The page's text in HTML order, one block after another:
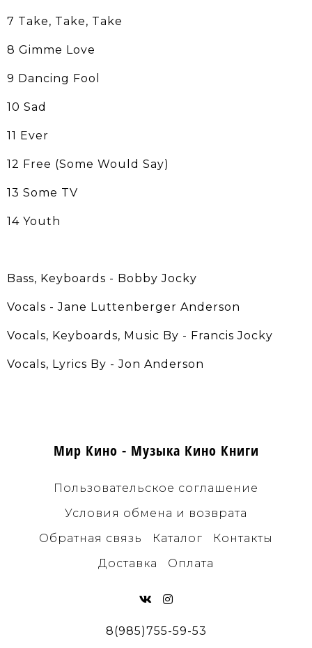
7 Take, Take, Take
8 Gimme Love
9 Dancing Fool
10 Sad
11 Ever
12 Free (Some Would Say)
13 Some TV
14 Youth
Bass, Keyboards - Bobby Jocky
Vocals - Jane Luttenberger Anderson
Vocals, Keyboards, Music By - Francis Jocky
Vocals, Lyrics By - Jon Anderson
Мир Кино - Музыка Кино Книги
Пользовательское соглашение
Условия обмена и возврата
Обратная связь
Каталог
Контакты
Доставка
Оплата
8(985)755-59-53